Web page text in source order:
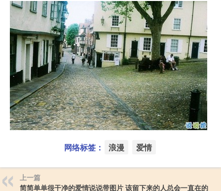
网络标签： 浪漫 爱情
上一篇
简简单单很干净的爱情说说带图片 该留下来的人总会一直在的